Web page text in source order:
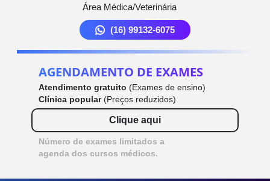
Área Médica/Veterinária
(16) 99132-6075
AGENDAMENTO DE EXAMES
Atendimento gratuito (Exames de ensino)
Clínica popular(Preços reduzidos)
Clique aqui
Número de exames limitados a
agenda dos cursos médicos.